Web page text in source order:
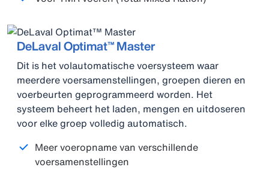
DeLaval Optimat™ Master
Dit is het volautomatische voersysteem waar
meerdere voersamenstellingen, groepen dieren en
voerbeurten geprogrammeerd worden. Het
systeem beheert het laden, mengen en uitdoseren
voor elke groep volledig automatisch.
Meer voeropname van verschillende
voersamenstellingen